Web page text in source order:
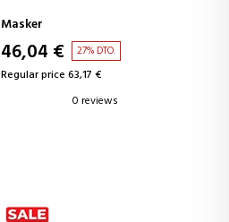
Masker
46,04 € 27% DTO.
Regular price 63,17 €
0 reviews